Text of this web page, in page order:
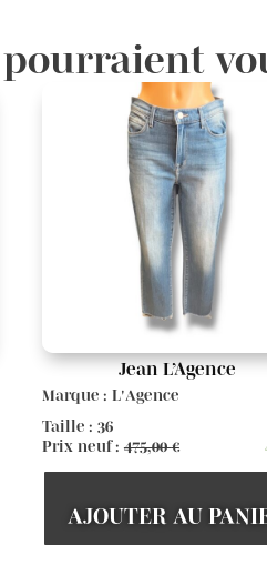
Jean L’Agence
Marque : L'Agence
Taille : 36
Prix neuf :475,00€
AJOUTER AU